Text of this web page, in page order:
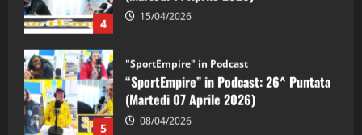
4 15/04/2026
5
"SportEmpire" in Podcast
“SportEmpire” in Podcast: 26^ Puntata
(Martedi 07 Aprile 2026)
08/04/2026